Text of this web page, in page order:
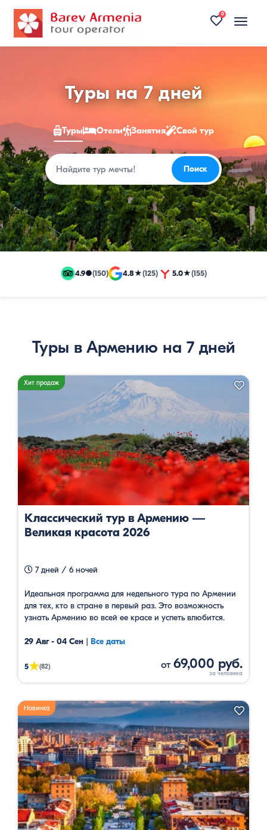
Toggle
0
Туры
Армению
2026
—
цены
на
недорогие
и
Туры на 7 дней
Туры Отели Занятия Свой тур
Поиск Поиск
4.9●(150) 4.8★(125) 5.0★(155)
Туры в Армению на 7 дней
Хит продаж
Классический тур в Армению —
Великая красота 2026
7 дней / 6 ночей
Идеальная программа для недельного тура по Армении
для тех, кто в стране в первый раз. Это возможность
узнать Армению во всей ее красе и успеть влюбится.
29 Авг - 04 Сен | Все даты
5★(82) от 69,000 руб.
Новинка